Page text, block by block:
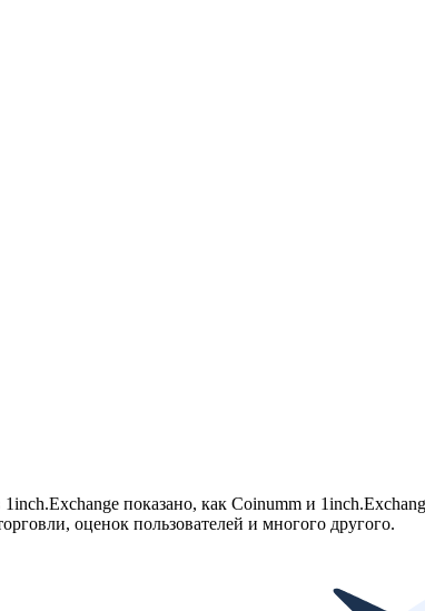
показано, как Coinumm и
оценок пользователей и многого другого.